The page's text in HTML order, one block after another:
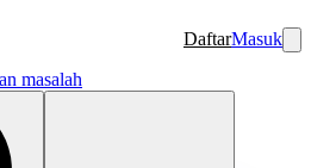
DaftarMasuk
masalah